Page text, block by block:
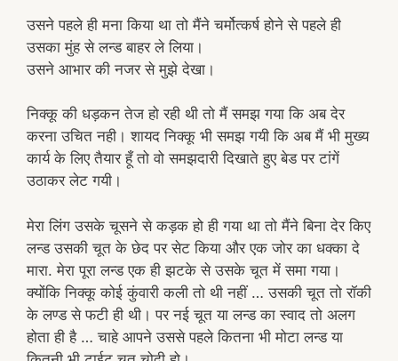
उसने पहले ही मना किया था तो मैंने चर्मोत्कर्ष होने से पहले ही
उसका मुंह से लन्ड बाहर ले लिया।
उसने आभार की नजर से मुझे देखा।
निक्कू की धड़कन तेज हो रही थी तो मैं समझ गया कि अब देर
करना उचित नही। शायद निक्कू भी समझ गयी कि अब मैं भी मुख्य
कार्य के लिए तैयार हूँ तो वो समझदारी दिखाते हुए बेड पर टांगें
उठाकर लेट गयी।
मेरा लिंग उसके चूसने से कड़क हो ही गया था तो मैंने बिना देर किए
लन्ड उसकी चूत के छेद पर सेट किया और एक जोर का धक्का दे
मारा. मेरा पूरा लन्ड एक ही झटके से उसके चूत में समा गया।
क्योंकि निक्कू कोई कुंवारी कली तो थी नहीं … उसकी चूत तो रॉकी
के लण्ड से फटी ही थी। पर नई चूत या लन्ड का स्वाद तो अलग
होता ही है … चाहे आपने उससे पहले कितना भी मोटा लन्ड या